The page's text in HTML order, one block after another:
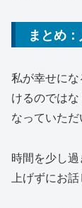
まとめ
私が幸せに
けるのでは
なっていただ
時間を少し
上げずにお話